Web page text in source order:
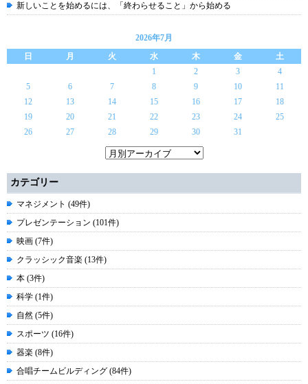
新しいことを始めるには、「終わらせること」から始める
2026年7月
日
月 火 水 木 金
土
1
2 3
4
5
6 7 8 9 10
11
12
13 14 15 16 17
18
19
20 21 22 23 24
25
26
27 28 29 30 31
カテゴリー
マネジメント (49件)
プレゼンテーション (101件)
映画 (7件)
クラッシック音楽 (13件)
本 (3件)
科学 (1件)
自然 (5件)
スポーツ (16件)
器楽 (8件)
合唱チームビルディング (84件)